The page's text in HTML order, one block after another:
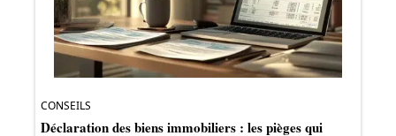
CONSEILS
Déclaration des biens immobiliers : les pièges qui